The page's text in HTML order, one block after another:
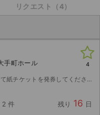
リクエスト（4）
手町ホール
発券してみないと分かりませんのでご検討宜しくお願い致します。
2 件 残り 16 日
4